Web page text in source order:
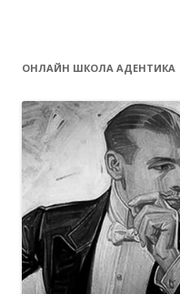
ОНЛАЙН ШКОЛА АДЕНТИКА